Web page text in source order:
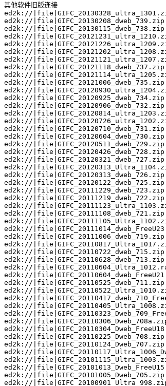
其他软件旧版连接
ed2k://
ed2k://
ed2k://
ed2k://
ed2k://
ed2k://
ed2k://
ed2k://
ed2k://
ed2k://
ed2k://
ed2k://
ed2k://
ed2k://
ed2k://
ed2k://
ed2k://
ed2k://
ed2k://
ed2k://
ed2k://
ed2k://
ed2k://
ed2k://
ed2k://
ed2k://
ed2k://
ed2k://
ed2k://
ed2k://
ed2k://
ed2k://
ed2k://
ed2k://
ed2k://
ed2k://
ed2k://
ed2k://
ed2k://
ed2k://
ed2k://
ed2k://
ed2k://
ed2k://
ed2k://
ed2k://
ed2k://
ed2k://
ed2k://